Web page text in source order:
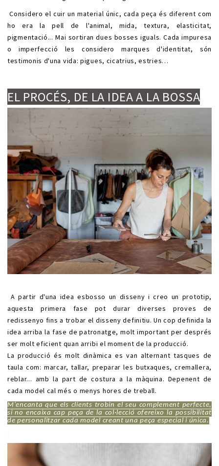
Considero el cuir un material únic, cada peça és diferent com
ho era la pell de l'animal, mida, textura, elasticitat,
pigmentació... Mai sortiran dues bosses iguals. Cada impuresa
o imperfecció les considero marques d'identitat, són
testimonis d'una vida: pigues, cicatrius, estries…
EL PROCÉS, DE LA IDEA A LA BOSSA
A partir d'una idea esbosso un disseny i creo un prototip,
aquesta primera fase pot durar diverses proves de
redissenyo fins a trobar el disseny definitiu. Un cop definida la
idea arriba la fase de patronatge, molt important per després
ser molt eficient quan arribi el moment de la producció.
La producció és molt dinàmica es van alternant tasques de
taula com: marcar, tallar, preparar les butxaques, cremallera,
reblar... amb la part de costura a la màquina. Depenent de
cada model cal més o menys hores de treball.
M'encanta que els clients trobin el seu complement perfecte,
si no encaixa cap peça de la col·lecció ofereixo la possibilitat
de personalitzar cada model creant una peça especial i única.